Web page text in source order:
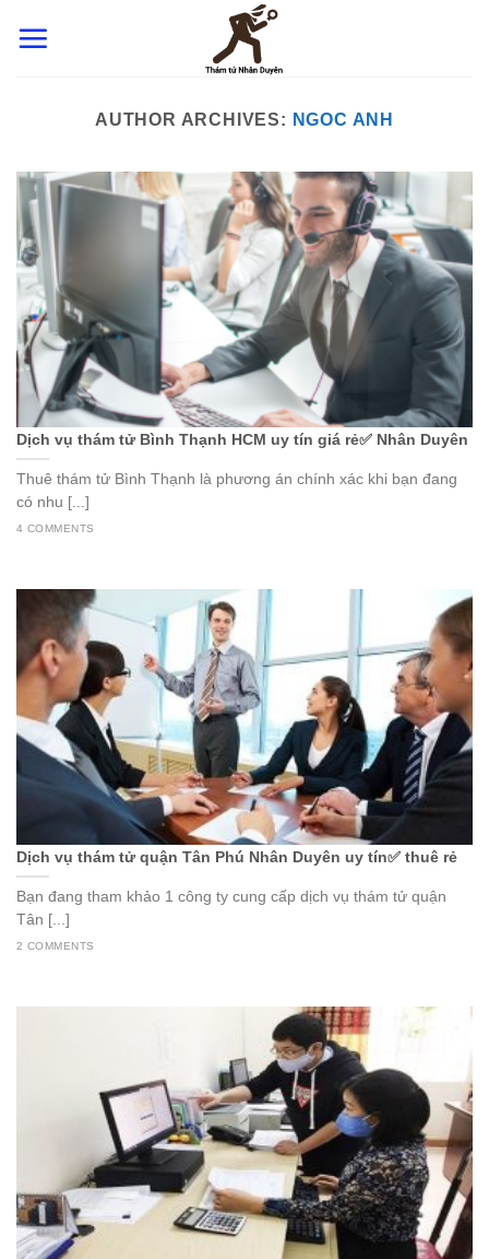
AUTHOR ARCHIVES: NGOC ANH
Dịch vụ thám tử Bình Thạnh HCM uy tín giá rẻ✅ Nhân Duyên
Thuê thám tử Bình Thạnh là phương án chính xác khi bạn đang
có nhu [...]
4 COMMENTS
Dịch vụ thám tử quận Tân Phú Nhân Duyên uy tín✅ thuê rẻ
Bạn đang tham khảo 1 công ty cung cấp dịch vụ thám tử quận
Tân [...]
2 COMMENTS